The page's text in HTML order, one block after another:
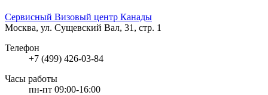
Сервисный Визовый центр Канады
Москва, ул. Сущевский Вал, 31, стр. 1
Телефон
+7 (499) 426-03-84
Часы работы
пн-пт 09:00-16:00